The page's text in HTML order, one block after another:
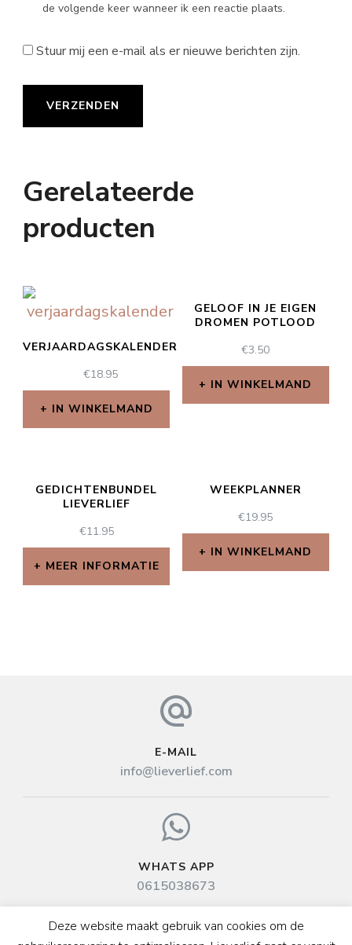
de volgende keer wanneer ik een reactie plaats.
Stuur mij een e-mail als er nieuwe berichten zijn.
Gerelateerde
producten
VERJAARDAGSKALENDER
€18.95
IN WINKELMAND
GELOOF IN JE EIGEN
DROMEN POTLOOD
€3.50
IN WINKELMAND
GEDICHTENBUNDEL
LIEVERLIEF
€11.95
MEER INFORMATIE
WEEKPLANNER
€19.95
IN WINKELMAND
E-MAIL
info@lieverlief.com
WHATS APP
0615038673
Deze website maakt gebruik van cookies om de